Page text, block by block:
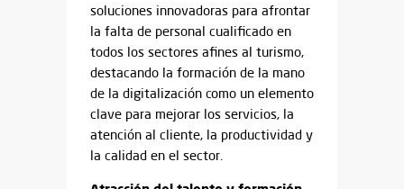
soluciones innovadoras para afrontar
la falta de personal cualificado en
todos los sectores afines al turismo,
destacando la formación de la mano
de la digitalización como un elemento
clave para mejorar los servicios, la
atención al cliente, la productividad y
la calidad en el sector.